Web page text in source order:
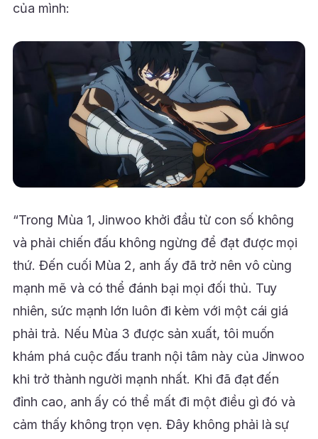
của mình:
“Trong Mùa 1, Jinwoo khởi đầu từ con số không
và phải chiến đấu không ngừng để đạt được mọi
thứ. Đến cuối Mùa 2, anh ấy đã trở nên vô cùng
mạnh mẽ và có thể đánh bại mọi đối thủ. Tuy
nhiên, sức mạnh lớn luôn đi kèm với một cái giá
phải trả. Nếu Mùa 3 được sản xuất, tôi muốn
khám phá cuộc đấu tranh nội tâm này của Jinwoo
khi trở thành người mạnh nhất. Khi đã đạt đến
đỉnh cao, anh ấy có thể mất đi một điều gì đó và
cảm thấy không trọn vẹn. Đây không phải là sự